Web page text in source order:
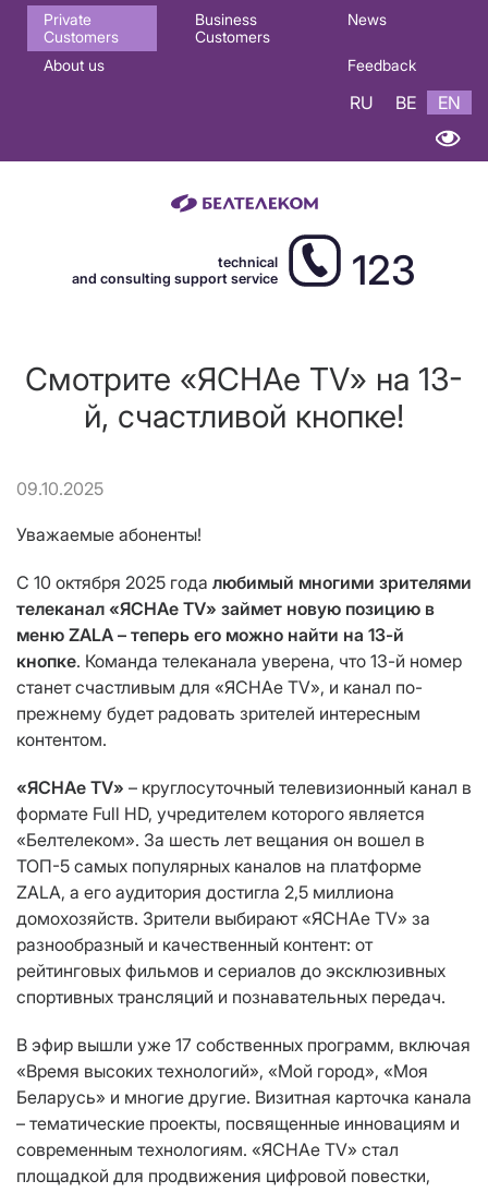
Основная
навигация
Private
Customers
Business
Customers
News
About us Feedback
RU BE EN
technical
and consulting support service
123
Смотрите «ЯСНАе TV» на 13-
й, счастливой кнопке!
09.10.2025
Уважаемые абоненты!
С 10 октября 2025 года любимый многими зрителями
телеканал «ЯСНАе TV» займет новую позицию в
меню ZALA – теперь его можно найти на 13-й
кнопке. Команда телеканала уверена, что 13-й номер
станет счастливым для «ЯСНАе ТV», и канал по-
прежнему будет радовать зрителей интересным
контентом.
«ЯСНАе ТV» – круглосуточный телевизионный канал в
формате Full HD, учредителем которого является
«Белтелеком». За шесть лет вещания он вошел в
ТОП-5 самых популярных каналов на платформе
ZALA, а его аудитория достигла 2,5 миллиона
домохозяйств. Зрители выбирают «ЯСНАе ТV» за
разнообразный и качественный контент: от
рейтинговых фильмов и сериалов до эксклюзивных
спортивных трансляций и познавательных передач.
В эфир вышли уже 17 собственных программ, включая
«Время высоких технологий», «Мой город», «Моя
Беларусь» и многие другие. Визитная карточка канала
– тематические проекты, посвященные инновациям и
современным технологиям. «ЯСНАе ТV» стал
площадкой для продвижения цифровой повестки,